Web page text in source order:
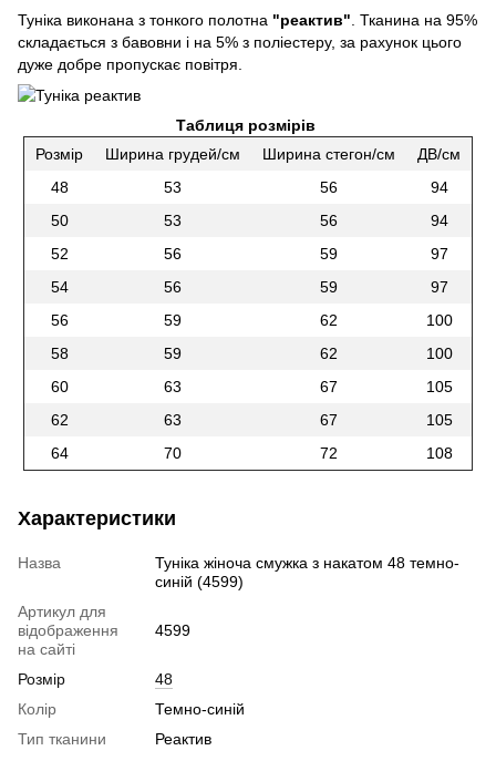
Туніка виконана з тонкого полотна "реактив" . Тканина на 95%
складається з бавовни і на 5% з поліестеру, за рахунок цього
дуже добре пропускає повітря.
Таблиця розмірів
Розмір
Ширина грудей/см Ширина стегон/см
ДВ/см
48
53 56
94
50
53 56
94
52
56 59
97
54
56 59
97
56
59 62
100
58
59 62
100
60
63 67
105
62
63 67
105
64
70 72 108
Характеристики
Назва
Туніка жіноча смужка з накатом 48 темно-
синій (4599)
Артикул для
відображення
на сайті
4599
Розмір
48
Колір
Темно-синій
Тип тканини
Реактив